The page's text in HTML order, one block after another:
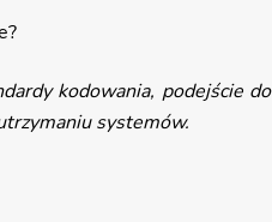
kodowania, podejście do
systemów.